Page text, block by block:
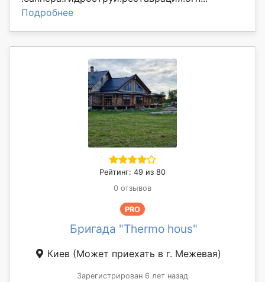
Подробнее
Рейтинг: 49 из 80
0 отзывов
PRO
Бригада "Thermo hous"
Киев (Может приехать в г. Межевая)
Зарегистрирован 6 лет назад